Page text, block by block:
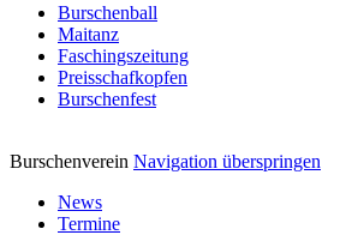
Burschenball
Maitanz
Faschingszeitung
Preisschafkopfen
Burschenfest
Burschenverein Navigation überspringen
News
Termine